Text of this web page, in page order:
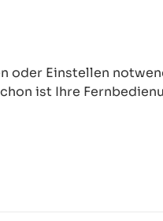
oder Einstellen
ist Ihre